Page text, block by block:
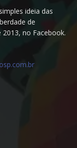
ideia das
de
no Facebook.